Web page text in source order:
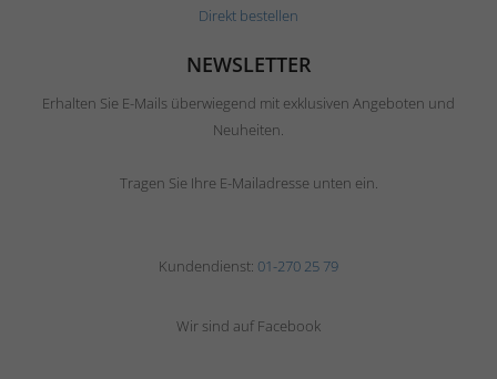
Direkt bestellen
NEWSLETTER
Erhalten Sie E-Mails überwiegend mit exklusiven Angeboten und
Neuheiten.
Tragen Sie Ihre E-Mailadresse unten ein.
Kundendienst: 01-270 25 79
Wir sind auf Facebook